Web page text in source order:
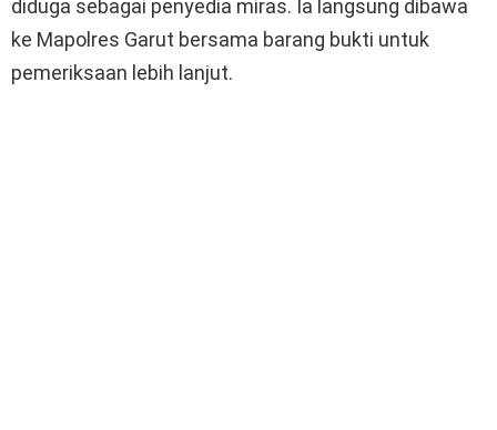
diduga sebagai penyedia miras. Ia langsung dibawa
ke Mapolres Garut bersama barang bukti untuk
pemeriksaan lebih lanjut.